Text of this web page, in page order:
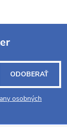
osobných
ODOBERAŤ